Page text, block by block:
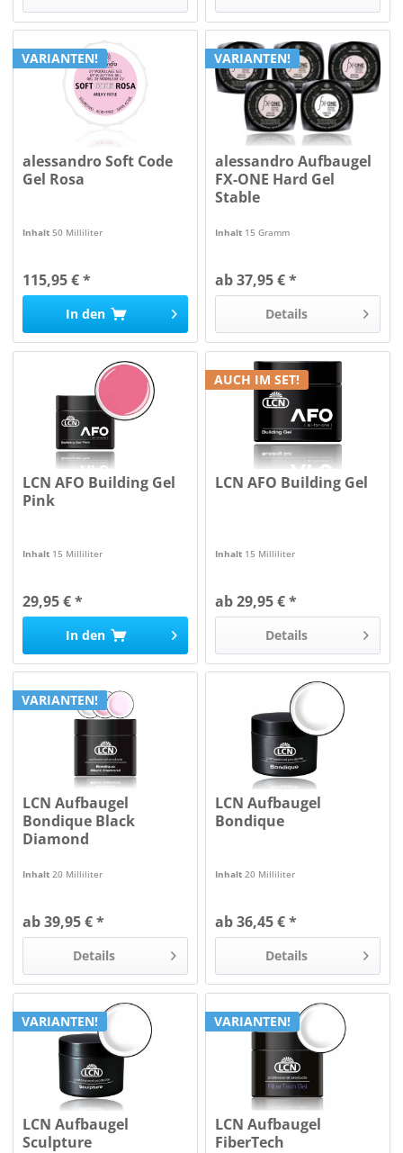
VARIANTEN!
alessandro Soft Code
Gel Rosa
Inhalt50 Milliliter
115,95 € *
In den
VARIANTEN!
alessandro Aufbaugel
FX-ONE Hard Gel
Stable
Inhalt 15 Gramm
ab 37,95 € *
Details
LCN AFO Building Gel
Pink
Inhalt 15 Milliliter
29,95 € *
In den
AUCH IM SET!
LCN AFO Building Gel
Inhalt 15 Milliliter
ab 29,95 € *
Details
VARIANTEN!
LCN Aufbaugel
Bondique Black
Diamond
Inhalt20 Milliliter
ab 39,95 € *
Details
LCN Aufbaugel
Bondique
Inhalt20 Milliliter
ab 36,45 € *
Details
VARIANTEN!
LCN Aufbaugel
Sculpture
VARIANTEN!
LCN Aufbaugel
FiberTech